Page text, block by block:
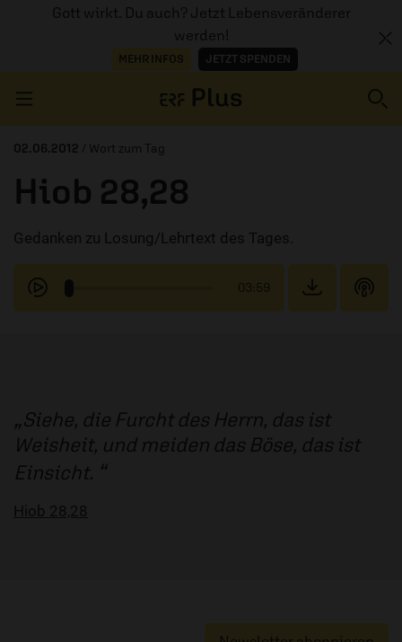
Gott wirkt. Du auch? Jetzt Lebensveränderer
werden!
MEHR INFOS JETZT SPENDEN
AUDIOTHEK
PROGRAMM
02.06.2012 / Wort zum Tag
Hiob 28,28
Gedanken zu Losung/Lehrtext des Tages.
03:59
Siehe, die Furcht des Herrn, das ist
Weisheit, und meiden das Böse, das ist
Einsicht.
Hiob 28,28